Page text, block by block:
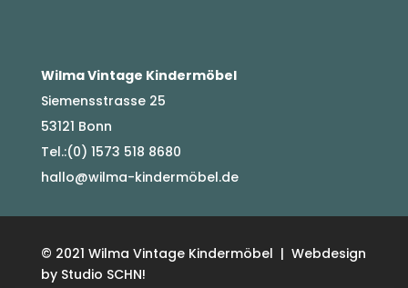
Wilma Vintage Kindermöbel
Siemensstrasse 25
53121 Bonn
Tel.:(0) 1573 518 8680
hallo@wilma-kindermöbel.de
© 2021 Wilma Vintage Kindermöbel | Webdesign
by Studio SCHN!